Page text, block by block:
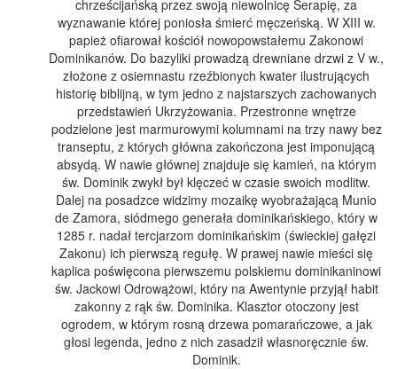
chrześcijańską przez swoją niewolnicę Serapię, za
wyznawanie której poniosła śmierć męczeńską. W XIII w.
papież ofiarował kościół nowopowstałemu Zakonowi
Dominikanów. Do bazyliki prowadzą drewniane drzwi z V w.,
złożone z osiemnastu rzeźbionych kwater ilustrujących
historię biblijną, w tym jedno z najstarszych zachowanych
przedstawień Ukrzyżowania. Przestronne wnętrze
podzielone jest marmurowymi kolumnami na trzy nawy bez
transeptu, z których główna zakończona jest imponującą
absydą. W nawie głównej znajduje się kamień, na którym
św. Dominik zwykł był klęczeć w czasie swoich modlitw.
Dalej na posadzce widzimy mozaikę wyobrażającą Munio
de Zamora, siódmego generała dominikańskiego, który w
1285 r. nadał tercjarzom dominikańskim (świeckiej gałęzi
Zakonu) ich pierwszą regułę. W prawej nawie mieści się
kaplica poświęcona pierwszemu polskiemu dominikaninowi
św. Jackowi Odrowążowi, który na Awentynie przyjął habit
zakonny z rąk św. Dominika. Klasztor otoczony jest
ogrodem, w którym rosną drzewa pomarańczowe, a jak
głosi legenda, jedno z nich zasadził własnoręcznie św.
Dominik.